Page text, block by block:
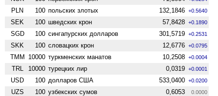
PLN 100 польских злотых 132,1846 +0.5640
SEK 100 шведских крон 57,8428 +0.1890
SGD 100 сингапурских долларов 301,5719 +0.2531
SKK 100 словацких крон 12,6776 +0.0795
TMM 10000 туркменских манатов 10,2508 +0.0004
TRL 10000 турецких лир 0,0319 +0.0001
USD 100 долларов США 533,0400 +0.0200
UZS 100 узбекских сумов 0,6053 0.0000